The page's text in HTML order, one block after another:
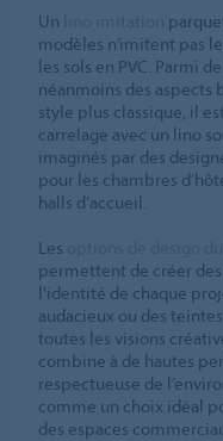
Un
modèles n’imitent pas
les sols en PVC. Parmi
néanmoins des aspects
style plus classique, il
carrelage avec un lino
imaginés par des
pour les chambres
halls d’accueil.
Les
permettent de créer
l'identité de chaque
audacieux ou des
toutes les visions
combine à de hautes
respectueuse de
comme un choix idéal
des espaces